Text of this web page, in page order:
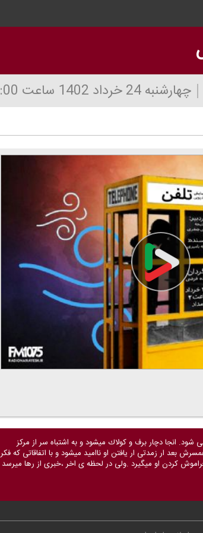
چهارشنبه 24 خرداد 1402 ساعت 02:00
انجا دچار برف و كولاك میشود و به اشتباه سر از مركز
بعد ار زمدتی ار یافتن او ناامید میشود و با اتفاقاتی كه فكر
كردن او میگیرد .ولی در لحظه ی اخر ،خبری از رها میرسد